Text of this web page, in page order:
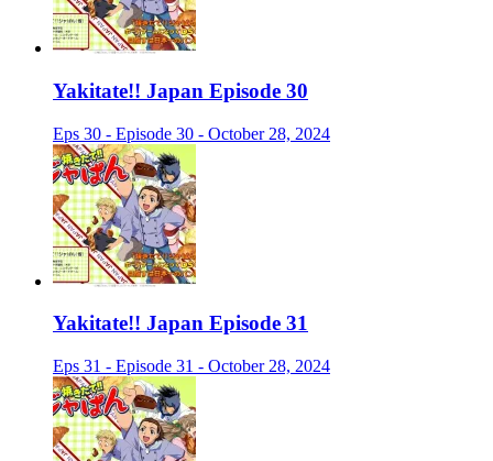
Yakitate!! Japan Episode 30
Eps 30 - Episode 30 - October 28, 2024
Yakitate!! Japan Episode 31
Eps 31 - Episode 31 - October 28, 2024